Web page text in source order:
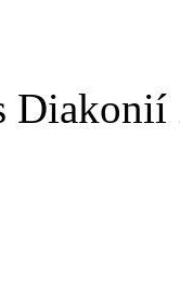
Diakonií